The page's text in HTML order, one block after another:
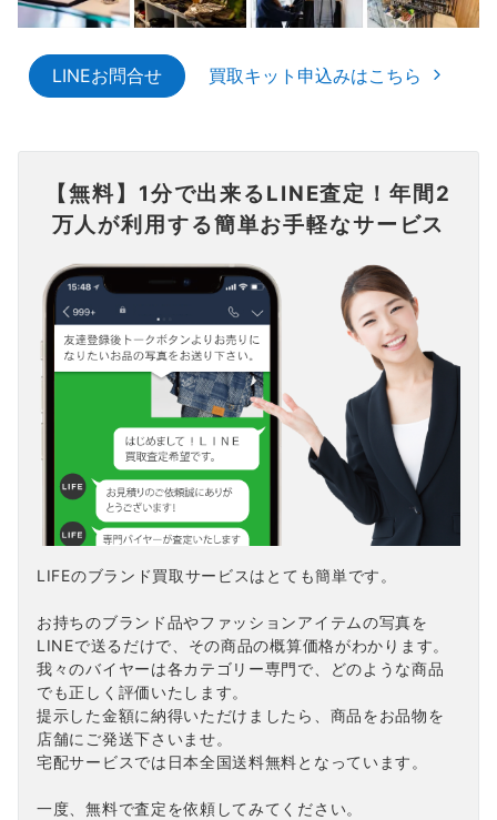
LINEお問合せ 買取キット申込みはこちら
【無料】1分で出来るLINE査定！年間2
万人が利用する簡単お手軽なサービス
LIFEのブランド買取サービスはとても簡単です。
お持ちのブランド品やファッションアイテムの写真を
LINEで送るだけで、その商品の概算価格がわかります。
我々のバイヤーは各カテゴリー専門で、どのような商品
でも正しく評価いたします。
提示した金額に納得いただけましたら、商品をお品物を
店舗にご発送下さいませ。
宅配サービスでは日本全国送料無料となっています。
一度、無料で査定を依頼してみてください。